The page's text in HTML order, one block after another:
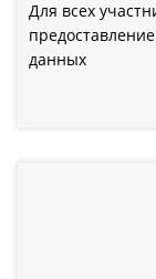
Для всех
данных